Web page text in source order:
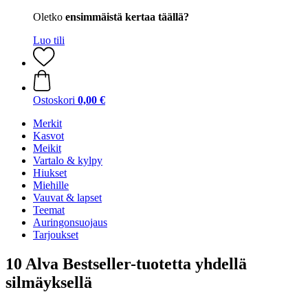
Oletko ensimmäistä kertaa täällä?
Luo tili
Ostoskori 0,00 €
Merkit
Kasvot
Meikit
Vartalo & kylpy
Hiukset
Miehille
Vauvat & lapset
Teemat
Auringonsuojaus
Tarjoukset
10 Alva Bestseller-tuotetta yhdellä
silmäyksellä